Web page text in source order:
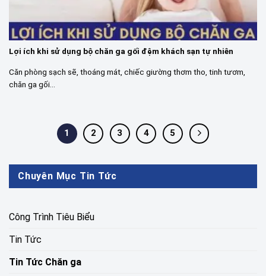
Chuyên Mục Tin Tức
Công Trình Tiêu Biểu
Tin Tức
Tin Tức Chăn ga
Lợi ích khi sử dụng bộ chăn ga gối đệm khách sạn tự nhiên
Căn phòng sạch sẽ, thoáng mát, chiếc giường thơm tho, tinh tươm,
chăn ga gối...
1 2 3 4 5